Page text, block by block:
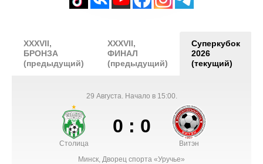
XXXVII,
БРОНЗА
(предыдущий)
XXXVII,
ФИНАЛ
(предыдущий)
Суперкубок
2026
(текущий)
29 Августа. Начало в 15:00.
Столица
0 : 0
Витэн
Минск, Дворец спорта «Уручье»